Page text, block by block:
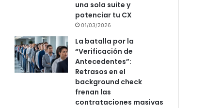
una sola suite y
potenciar tu CX
01/03/2026
La batalla por la
“Verificación de
Antecedentes”:
Retrasos en el
background check
frenan las
contrataciones masivas